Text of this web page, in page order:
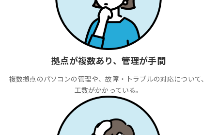
拠点が複数あり、管理が手間
複数拠点のパソコンの管理や、故障・トラブルの対応について、
工数がかかっている。